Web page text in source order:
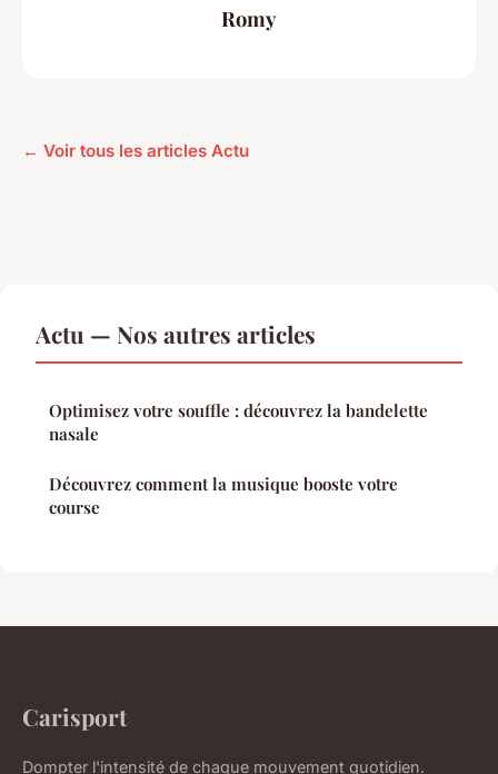
Romy
← Voir tous les articles Actu
Actu — Nos autres articles
Optimisez votre souffle : découvrez la bandelette
nasale
Découvrez comment la musique booste votre
course
Carisport
Dompter l'intensité de chaque mouvement quotidien.